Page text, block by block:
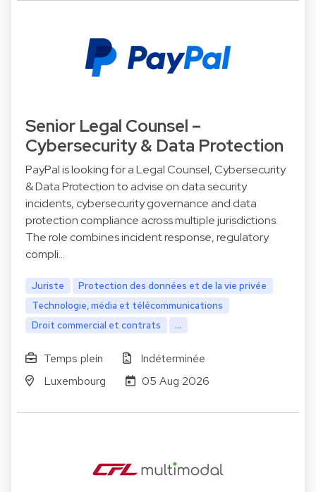
Senior Legal Counsel –
Cybersecurity & Data Protection
PayPal is looking for a Legal Counsel, Cybersecurity
& Data Protection to advise on data security
incidents, cybersecurity governance and data
protection compliance across multiple jurisdictions.
The role combines incident response, regulatory
compli…
Juriste
Protection des données et de la vie privée
Technologie, média et télécommunications
Droit commercial et contrats
...
Temps plein
Indéterminée
Luxembourg
05 Aug 2026